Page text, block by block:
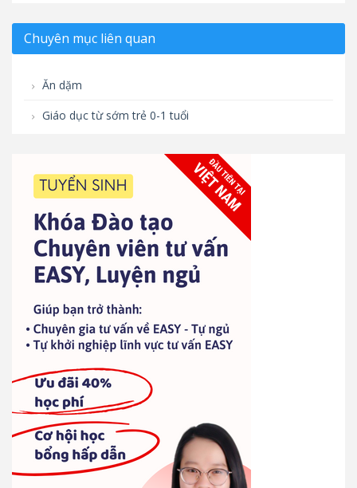
Chuyên mục liên quan
Ăn dặm
Giáo dục từ sớm trẻ 0-1 tuổi